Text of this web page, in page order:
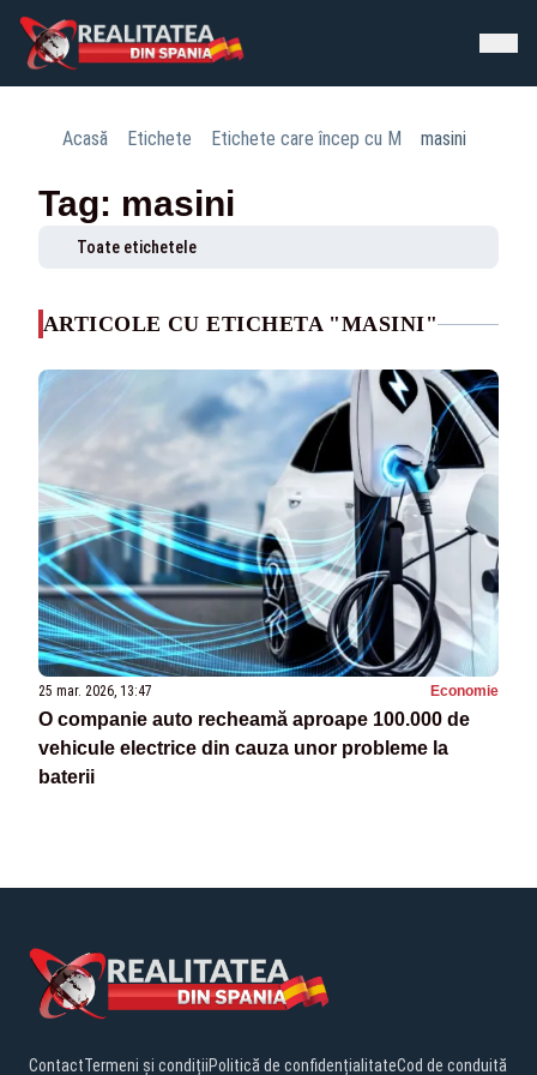
Acasă Etichete Etichete care încep cu M masini
Tag: masini
Toate etichetele
ARTICOLE CU ETICHETA "MASINI"
25 mar. 2026, 13:47 Economie
O companie auto recheamă aproape 100.000 de
vehicule electrice din cauza unor probleme la
baterii
ContactTermeni și condițiiPolitică de confidențialitateCod de conduită